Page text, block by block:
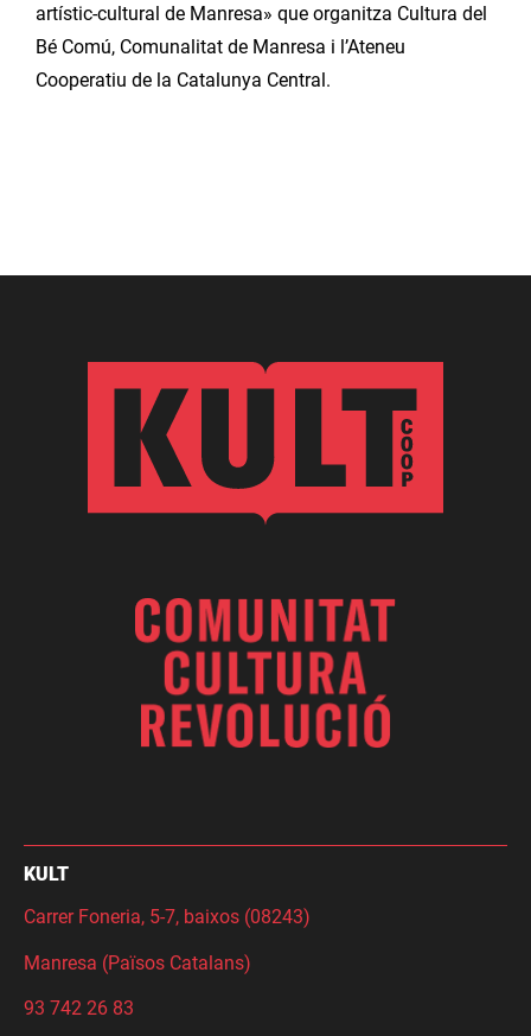
artístic-cultural de Manresa» que organitza Cultura del
Bé Comú, Comunalitat de Manresa i l’Ateneu
Cooperatiu de la Catalunya Central.
KULT
Carrer Foneria, 5-7, baixos (08243)
Manresa (Països Catalans)
93 742 26 83